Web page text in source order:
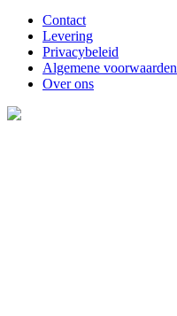
Contact
Levering
Privacybeleid
Algemene voorwaarden
Over ons